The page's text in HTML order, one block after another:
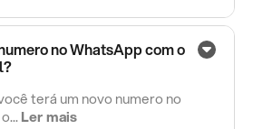
no WhatsApp com o
terá um novo numero no
Ler mais